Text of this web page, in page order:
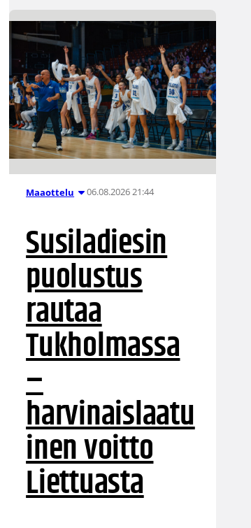
Maaottelu 06.08.2026 21:44
Susiladiesin
puolustus
rautaa
Tukholmassa
–
harvinaislaatu
inen voitto
Liettuasta